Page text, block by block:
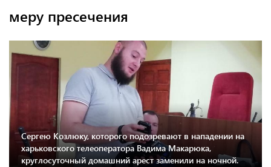
меру пресечения
Сергею Козлюку, которого подозревают в нападении на
харьковского телеоператора Вадима Макарюка,
круглосуточный домашний арест заменили на ночной.